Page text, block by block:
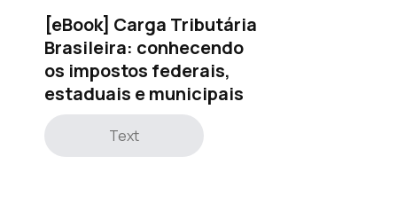
[eBook] Carga Tributária
Brasileira: conhecendo
os impostos federais,
estaduais e municipais
Text